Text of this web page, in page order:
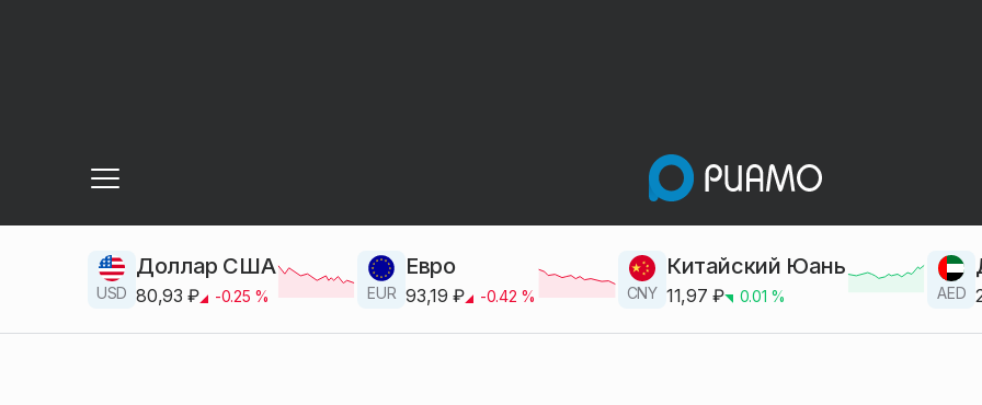
USD
Доллар США
80,93 ₽ -0.25 % EUR
Евро
93,19 ₽ -0.42 % CNY
Китайский Юань
11,97 ₽ 0.01 % AED